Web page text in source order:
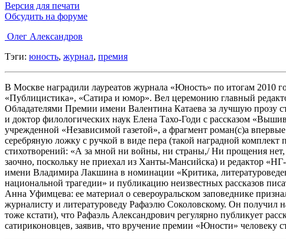
Версия для печати
Обсудить на форуме
Олег Александров
Тэги: юность, журнал, премия
В Москве наградили лауреатов журнала «Юность» по итогам 2010
«Публицистика», «Сатира и юмор». Вел церемонию главный
Обладателями Премии имени Валентина Катаева за лучшую прозу
и доктор филологических наук Елена Тахо-Годи с рассказом
учрежденной «Независимой газетой», а фрагмент роман(с)а
серебряную ложку с ручкой в виде пера (такой наградной
стихотворений: «А за мной ни войны, ни страны,/ Ни прощения
заочно, поскольку не приехал из Ханты-Мансийска) и редактор
имени Владимира Лакшина в номинации «Критика,
национальной трагедии» и публикацию неизвестных рассказов
Анна Уфимцева: ее материал о североуральском заповеднике
журналисту и литературоведу Рафаэлю Соколовскому. Он получил
тоже кстати), что Рафаэль Александрович регулярно публикует
сатириконовцев, заявив, что вручение премии «Юности» человеку